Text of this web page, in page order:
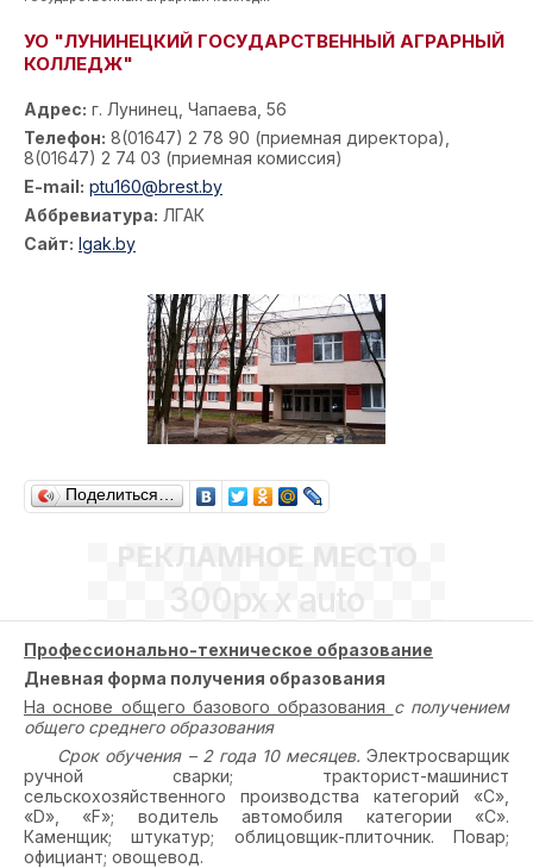
УО "ЛУНИНЕЦКИЙ ГОСУДАРСТВЕННЫЙ АГРАРНЫЙ
КОЛЛЕДЖ"
Адрес: г. Лунинец, Чапаева, 56
Телефон: 8(01647) 2 78 90 (приемная директора),
8(01647) 2 74 03 (приемная комиссия)
E-mail: ptu160@brest.by
Аббревиатура: ЛГАК
Сайт: lgak.by
Поделиться…
РЕКЛАМНОЕ МЕСТО
300px x auto
Профессионально-техническое образование
Дневная форма получения образования
На основе общего базового образования с получением
общего среднего образования
Срок обучения – 2 года 10 месяцев. Электросварщик
ручной сварки; тракторист-машинист
сельскохозяйственного производства категорий «С»,
«D», «F»; водитель автомобиля категории «С».
Каменщик; штукатур; облицовщик-плиточник. Повар;
официант; овощевод.